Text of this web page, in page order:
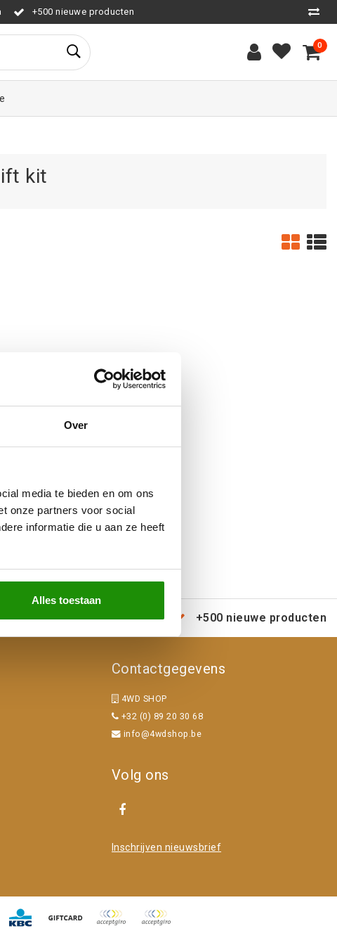
Over
media te bieden en om ons
onze partners voor social
informatie die u aan ze heeft
Alles toestaan
+500 nieuwe producten
0
kit
Verzending door heel Europa +500 nieuwe producten
Contactgegevens
4WD SHOP
+32 (0) 89 20 30 68
info@4wdshop.be
Volg ons
Inschrijven nieuwsbrief